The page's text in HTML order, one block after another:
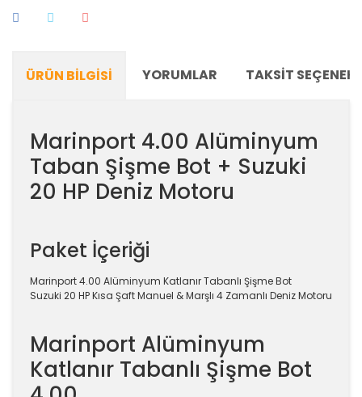
ÜRÜN BILGISI YORUMLAR TAKSIT
Marinport 4.00 Alüminyum
Taban Şişme Bot + Suzuki
20 HP Deniz Motoru
Paket İçeriği
Marinport 4.00 Alüminyum Katlanır Tabanlı Şişme Bot
Suzuki 20 HP Kısa Şaft Manuel & Marşlı 4 Zamanlı Deniz Motoru
Marinport Alüminyum
Katlanır Tabanlı Şişme Bot